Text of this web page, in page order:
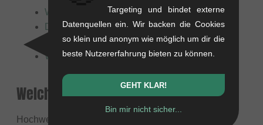
Welche Ersatzteile gibt es für Pedale?
Das wichtigste Gesetz der Pedalachsen
Pins & Körper wechseln: Tipps
Was bedeuten die Spezifikationen?
Welche Ersatzteile gibt es für Pedale?
Hochwertige BMX-Pedale sind so gebaut, dass man
Targeting und bindet externe
Datenquellen ein. Wir backen die Cookies
so klein und anonym wie möglich um dir die
beste Nutzererfahrung bieten zu können.
GEHT KLAR!
Bin mir nicht sicher...